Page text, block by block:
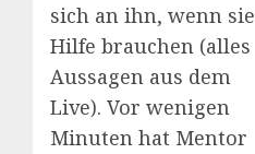
sich an ihn, wenn sie
Hilfe brauchen (alles
Aussagen aus dem
Live). Vor wenigen
Minuten hat Mentor